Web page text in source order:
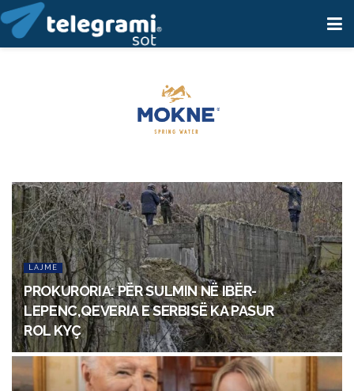
LAJME
PROKURORIA: PËR SULMIN NË IBËR-
LEPENC,QEVERIA E SERBISË KA PASUR
ROL KYÇ